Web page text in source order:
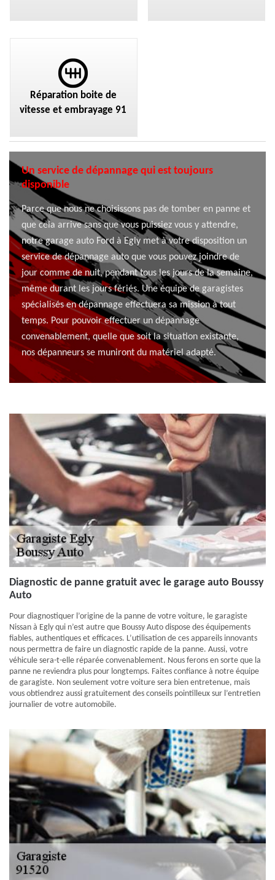
Réparation boite de
vitesse et embrayage 91
Un service de dépannage qui est toujours
disponible
Parce que nous ne choisissons pas de tomber en panne et
que cela arrive sans que vous puissiez vous y attendre,
notre garage auto Ford à Egly met à votre disposition un
service de dépannage auto que vous pouvez joindre de
jour comme de nuit, pendant tous les jours de la semaine,
même durant les jours fériés. Une équipe de garagistes
spécialisés en dépannage effectuera sa mission à tout
temps. Pour pouvoir effectuer un dépannage
convenablement, quelle que soit la situation existante,
nos dépanneurs se muniront du matériel adapté.
Diagnostic de panne gratuit avec le garage auto Boussy
Auto
Pour diagnostiquer l’origine de la panne de votre voiture, le garagiste
Nissan à Egly qui n’est autre que Boussy Auto dispose des équipements
fiables, authentiques et efficaces. L’utilisation de ces appareils innovants
nous permettra de faire un diagnostic rapide de la panne. Aussi, votre
véhicule sera-t-elle réparée convenablement. Nous ferons en sorte que la
panne ne reviendra plus pour longtemps. Faites confiance à notre équipe
de garagiste. Non seulement votre voiture sera bien entretenue, mais
vous obtiendrez aussi gratuitement des conseils pointilleux sur l’entretien
journalier de votre automobile.